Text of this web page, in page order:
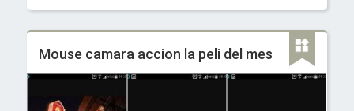
Mouse camara accion la peli del mes